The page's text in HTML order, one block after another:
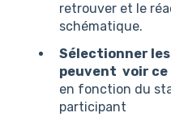
retrouver et le
schématique.
Sélectionner
peuvent voir ce
en fonction du
participant